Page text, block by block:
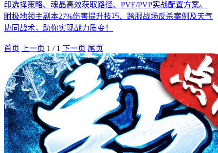
印选择策略、魂晶高效获取路径、PVE/PVP实战配置方案。
附极地领主副本27%伤害提升技巧、跨服战场反杀案例及天气
协同战术，助你实现战力质变！
首页 上一页 1 / 1 下一页 尾页